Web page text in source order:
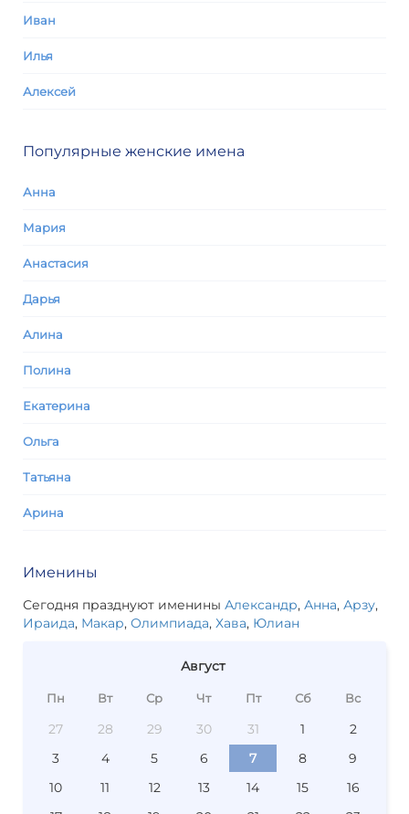
Иван
Илья
Алексей
Популярные женские имена
Анна
Мария
Анастасия
Дарья
Алина
Полина
Екатерина
Ольга
Татьяна
Арина
Именины
Сегодня празднуют именины Александр, Анна, Арзу,
Ираида, Макар, Олимпиада, Хава, Юлиан
Август
Пн Вт Ср Чт Пт Сб Вс
27 28 29 30 31 1
2
3
4 5 6 7 8
9
10
11 12 13 14 15
16